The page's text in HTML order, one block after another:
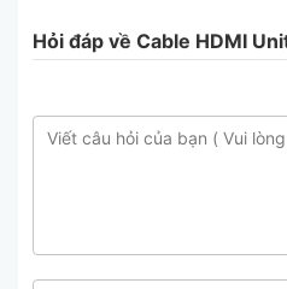
Hỏi đáp về Cable HDMI